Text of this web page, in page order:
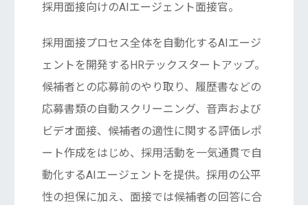
採用面接向けのAIエージェント面接官。
採用面接プロセス全体を自動化するAIエージ
ェントを開発するHRテックスタートアップ。
候補者との応募前のやり取り、履歴書などの
応募書類の自動スクリーニング、音声および
ビデオ面接、候補者の適性に関する評価レポ
ート作成をはじめ、採用活動を一気通貫で自
動化するAIエージェントを提供。採用の公平
性の担保に加え、面接では候補者の回答に合